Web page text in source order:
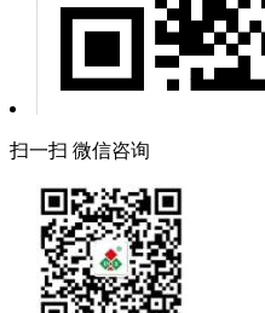
扫一扫 微信咨询